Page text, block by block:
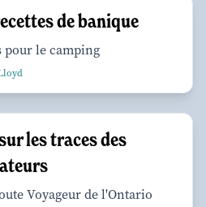
de banique
pour le camping
les traces des
Voyageur de l'Ontario